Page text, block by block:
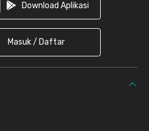
Download Aplikasi
Masuk / Daftar